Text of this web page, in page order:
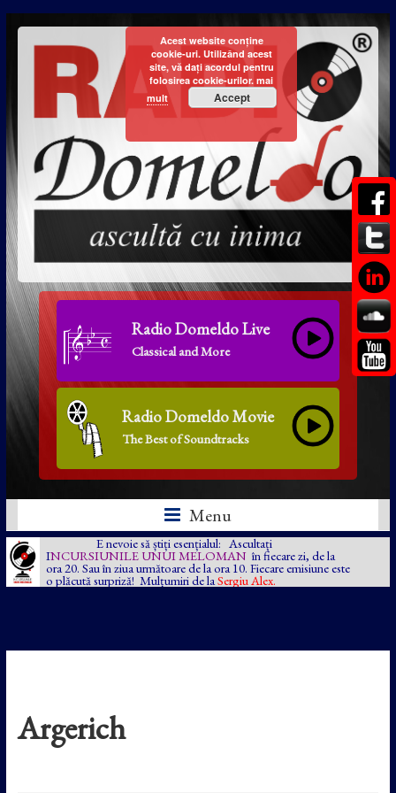
Radio Domeldo Live
Classical and More
Radio Domeldo Movie
The Best of Soundtracks
Menu
E nevoie să știți esențialul: Ascultați
INCURSIUNILE UNUI MELOMAN în fiecare zi, de la
ora 20. Sau în ziua următoare de la ora 10. Fiecare emisiune este
o plăcută surpriză! Mulțumiri de la Sergiu Alex.
Argerich
Acest website conține
cookie-uri. Utilizând acest
site, vă dați acordul pentru
folosirea cookie-urilor. mai
mult
Accept